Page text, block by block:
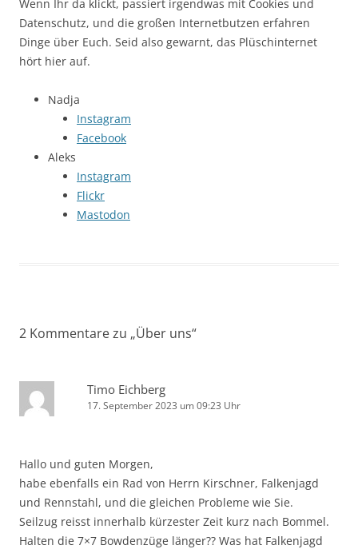
Wenn Ihr da klickt, passiert irgendwas mit Cookies und
Datenschutz, und die großen Internetbutzen erfahren
Dinge über Euch. Seid also gewarnt, das Plüschinternet
hört hier auf.
Nadja
Instagram
Facebook
Aleks
Instagram
Flickr
Mastodon
2 Kommentare zu „Über uns“
Timo Eichberg
17. September 2023 um 09:23 Uhr
Hallo und guten Morgen,
habe ebenfalls ein Rad von Herrn Kirschner, Falkenjagd
und Rennstahl, und die gleichen Probleme wie Sie.
Seilzug reisst innerhalb kürzester Zeit kurz nach Bommel.
Halten die 7×7 Bowdenzüge länger?? Was hat Falkenjagd